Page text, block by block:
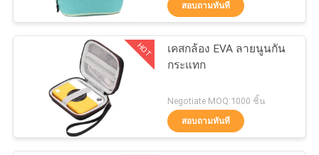
กับ
โรงงาน
กล่องเก็บของ EVA
49
สอบถามทันที
HOT
เคสกล้อง EVA ลายนูนกัน
กระแทก
Negotiate MOQ:1000 ชิ้น
สอบถามทันที